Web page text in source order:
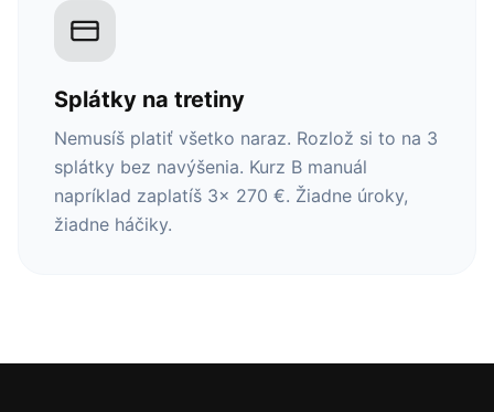
Splátky na tretiny
Nemusíš platiť všetko naraz. Rozlož si to na 3
splátky bez navýšenia. Kurz B manuál
napríklad zaplatíš 3x 270 €. Žiadne úroky,
žiadne háčiky.